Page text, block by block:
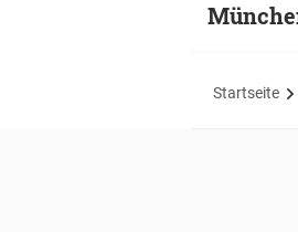
Startseite